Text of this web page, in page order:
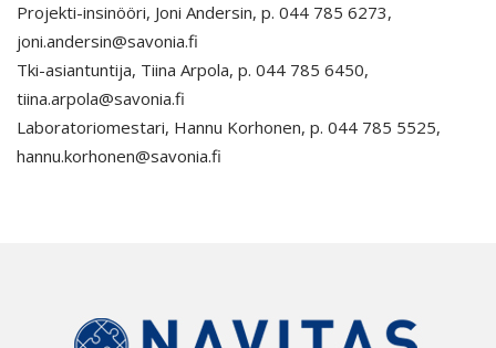
Projekti-insinööri, Joni Andersin, p. 044 785 6273,
joni.andersin@savonia.fi
Tki-asiantuntija, Tiina Arpola, p. 044 785 6450,
tiina.arpola@savonia.fi
Laboratoriomestari, Hannu Korhonen, p. 044 785 5525,
hannu.korhonen@savonia.fi